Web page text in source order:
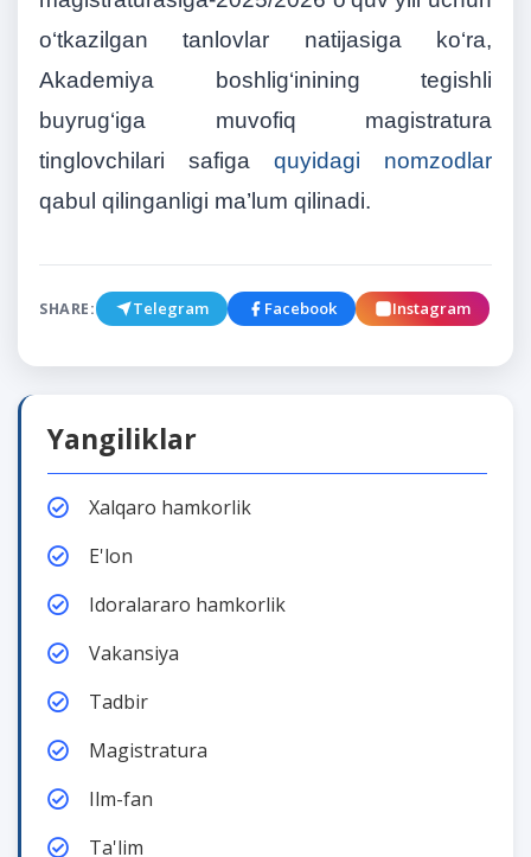
o‘tkazilgan tanlovlar natijasiga ko‘ra,
Akademiya boshlig‘inining tegishli
buyrug‘iga muvofiq magistratura
tinglovchilari safiga quyidagi nomzodlar
qabul qilinganligi ma’lum qilinadi.
SHARE: Telegram Facebook Instagram
Yangiliklar
Xalqaro hamkorlik
E'lon
Idoralararo hamkorlik
Vakansiya
Tadbir
Magistratura
Ilm-fan
Ta'lim